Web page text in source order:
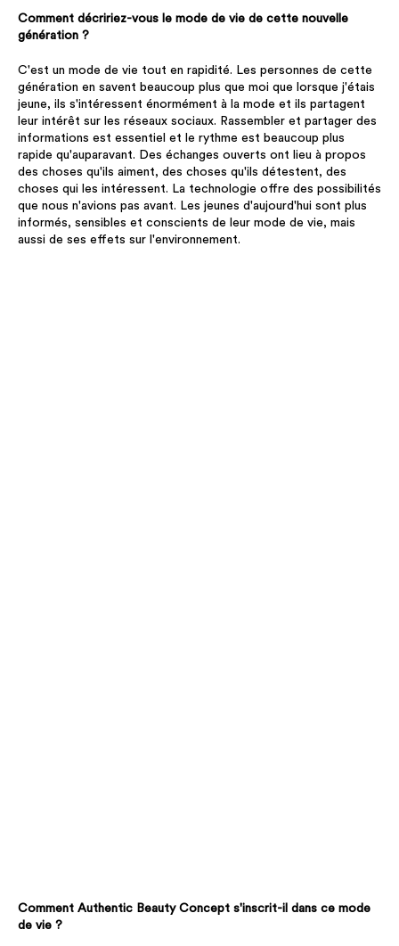
Comment décririez-vous le mode de vie de cette nouvelle
génération ?
C'est un mode de vie tout en rapidité. Les personnes de cette
génération en savent beaucoup plus que moi que lorsque j'étais
jeune, ils s'intéressent énormément à la mode et ils partagent
leur intérêt sur les réseaux sociaux. Rassembler et partager des
informations est essentiel et le rythme est beaucoup plus
rapide qu'auparavant. Des échanges ouverts ont lieu à propos
des choses qu'ils aiment, des choses qu'ils détestent, des
choses qui les intéressent. La technologie offre des possibilités
que nous n'avions pas avant. Les jeunes d'aujourd'hui sont plus
informés, sensibles et conscients de leur mode de vie, mais
aussi de ses effets sur l'environnement.
Comment Authentic Beauty Concept s'inscrit-il dans ce mode
de vie ?